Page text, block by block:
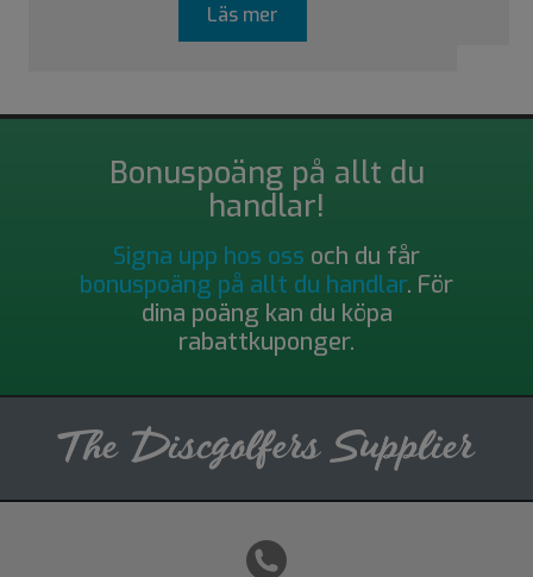
Läs mer
Bonuspoäng på allt du
handlar!
Signa upp hos oss och du får
bonuspoäng på allt du handlar. För
dina poäng kan du köpa
rabattkuponger.